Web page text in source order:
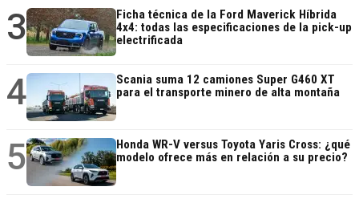
3
Ficha técnica de la Ford Maverick Híbrida
4x4: todas las especificaciones de la pick-up
electrificada
4
Scania suma 12 camiones Super G460 XT
para el transporte minero de alta montaña
5
Honda WR-V versus Toyota Yaris Cross: ¿qué
modelo ofrece más en relación a su precio?